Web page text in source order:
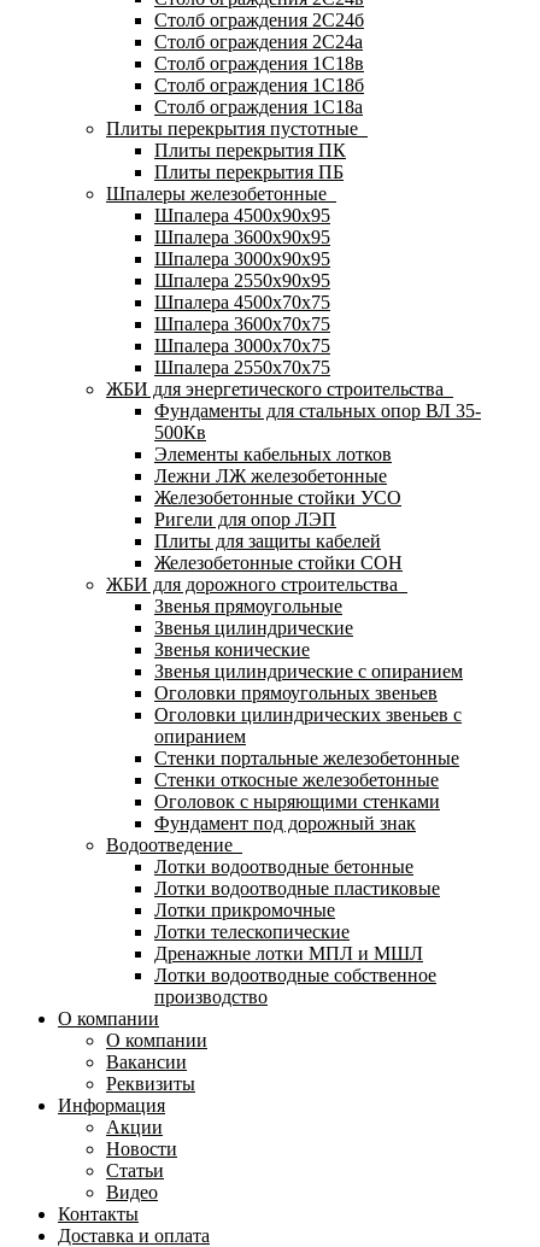
Столб ограждения 2С24б
Столб ограждения 2С24а
Столб ограждения 1С18в
Столб ограждения 1С18б
Столб ограждения 1С18а
Плиты перекрытия пустотные
Плиты перекрытия ПК
Плиты перекрытия ПБ
Шпалеры железобетонные
Шпалера 4500х90х95
Шпалера 3600х90х95
Шпалера 3000х90х95
Шпалера 2550х90х95
Шпалера 4500х70х75
Шпалера 3600х70х75
Шпалера 3000х70х75
Шпалера 2550х70х75
ЖБИ для энергетического строительства
Фундаменты для стальных опор ВЛ 35-
500Кв
Элементы кабельных лотков
Лежни ЛЖ железобетонные
Железобетонные стойки УСО
Ригели для опор ЛЭП
Плиты для защиты кабелей
Железобетонные стойки СОН
ЖБИ для дорожного строительства
Звенья прямоугольные
Звенья цилиндрические
Звенья конические
Звенья цилиндрические с опиранием
Оголовки прямоугольных звеньев
Оголовки цилиндрических звеньев с
опиранием
Стенки портальные железобетонные
Стенки откосные железобетонные
Оголовок с ныряющими стенками
Фундамент под дорожный знак
Водоотведение
Лотки водоотводные бетонные
Лотки водоотводные пластиковые
Лотки прикромочные
Лотки телескопические
Дренажные лотки МПЛ и МШЛ
Лотки водоотводные собственное
производство
О компании
О компании
Вакансии
Реквизиты
Информация
Акции
Новости
Статьи
Видео
Контакты
Доставка и оплата